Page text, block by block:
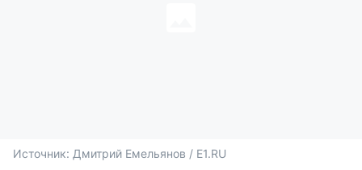
Источник: Дмитрий Емельянов / E1.RU